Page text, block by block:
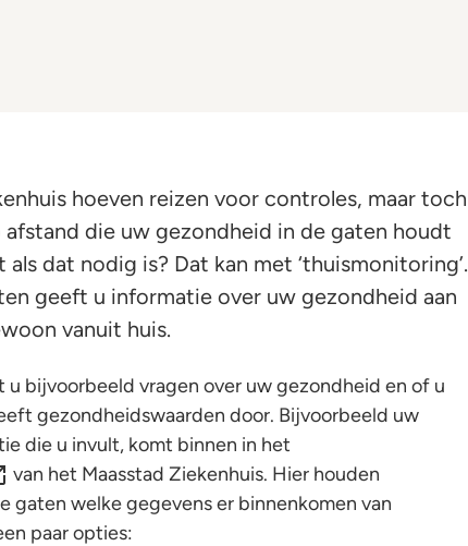
hoeven reizen voor controles, maar toch
die uw gezondheid in de gaten houdt
dat nodig is? Dat kan met ‘thuismonitoring’.
geeft u informatie over uw gezondheid aan
vanuit huis.
bijvoorbeeld vragen over uw gezondheid en of u
gezondheidswaarden door. Bijvoorbeeld uw
die u invult, komt binnen in het
van het Maasstad Ziekenhuis. Hier houden
gaten welke gegevens er binnenkomen van
paar opties: